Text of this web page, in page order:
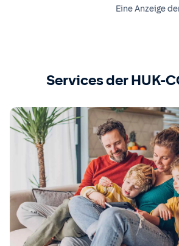
Eine Anzeige
Services der HUK-